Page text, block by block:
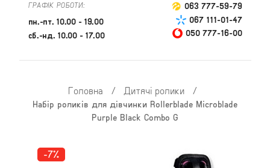
ГРАФІК РОБОТИ:
пн.-пт. 10.00 - 19.00
сб.-нд. 10.00 - 17.00
063 777-59-79
067 111-01-47
050 777-16-00
Головна / Дитячі ролики /
Набір роликів для дівчинки Rollerblade Microblade
Purple Black Combo G
-7%